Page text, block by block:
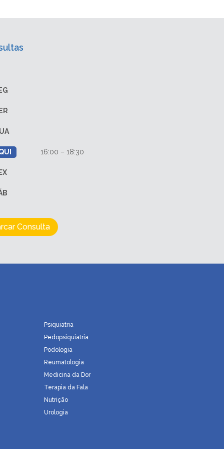
16:00 – 18:30
Consulta
Psiquiatria
Pedopsiquiatria
Podologia
Reumatologia
Medicina da Dor
Terapia da Fala
Nutrição
Urologia